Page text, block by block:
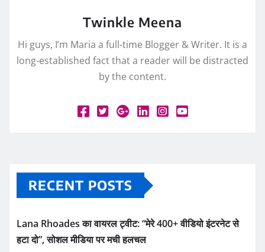
Twinkle Meena
Hi guys, I’m Maria a full-time Blogger & Writer. It is a
long-established fact that a reader will be distracted
by the content.
RECENT POSTS
Lana Rhoades का वायरल ट्वीट: “मेरे 400+ वीडियो इंटरनेट से
हटा दो”, सोशल मीडिया पर मची हलचल